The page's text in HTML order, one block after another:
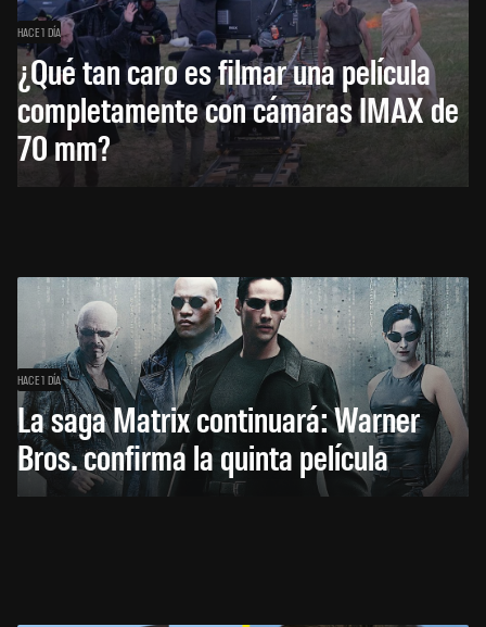
HACE 1 DÍA
¿Qué tan caro es filmar una película
completamente con cámaras IMAX de
70 mm?
HACE 1 DÍA
La saga Matrix continuará: Warner
Bros. confirma la quinta película